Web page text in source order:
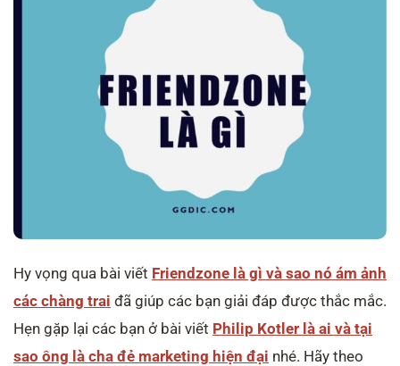
Hy vọng qua bài viết Friendzone là gì và sao nó ám ảnh
các chàng trai đã giúp các bạn giải đáp được thắc mắc.
Hẹn gặp lại các bạn ở bài viết Philip Kotler là ai và tại
sao ông là cha đẻ marketing hiện đại nhé. Hãy theo